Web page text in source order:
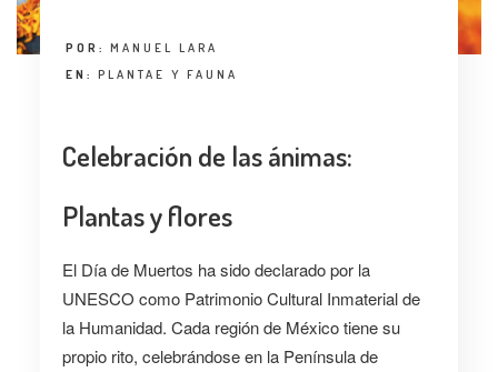
POR: MANUEL LARA
EN: PLANTAE Y FAUNA
Celebración de las ánimas:
Plantas y flores
El Día de Muertos ha sido declarado por la
UNESCO como Patrimonio Cultural Inmaterial de
la Humanidad. Cada región de México tiene su
propio rito, celebrándose en la Península de